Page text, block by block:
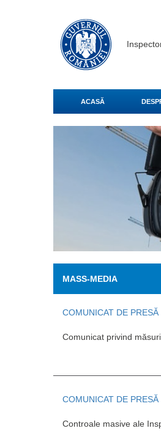
ACASĂ
MASS-MEDIA
COMUNICAT DE
Comunicat privind
COMUNICAT DE
Controale masive ale